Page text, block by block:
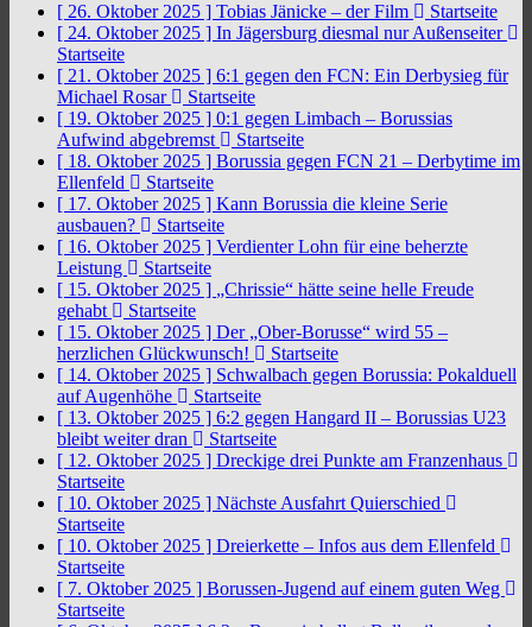
[ 26. Oktober 2025 ] Tobias Jänicke – der Film
Startseite
[ 24. Oktober 2025 ] In Jägersburg diesmal nur Außenseiter
Startseite
[ 21. Oktober 2025 ] 6:1 gegen den FCN: Ein Derbysieg für
Michael Rosar
Startseite
[ 19. Oktober 2025 ] 0:1 gegen Limbach – Borussias
Aufwind abgebremst
Startseite
[ 18. Oktober 2025 ] Borussia gegen FCN 21 – Derbytime im
Ellenfeld
Startseite
[ 17. Oktober 2025 ] Kann Borussia die kleine Serie
ausbauen?
Startseite
[ 16. Oktober 2025 ] Verdienter Lohn für eine beherzte
Leistung
Startseite
[ 15. Oktober 2025 ] „Chrissie“ hätte seine helle Freude
gehabt
Startseite
[ 15. Oktober 2025 ] Der „Ober-Borusse“ wird 55 –
herzlichen Glückwunsch!
Startseite
[ 14. Oktober 2025 ] Schwalbach gegen Borussia: Pokalduell
auf Augenhöhe
Startseite
[ 13. Oktober 2025 ] 6:2 gegen Hangard II – Borussias U23
bleibt weiter dran
Startseite
[ 12. Oktober 2025 ] Dreckige drei Punkte am Franzenhaus
Startseite
[ 10. Oktober 2025 ] Nächste Ausfahrt Quierschied
Startseite
[ 10. Oktober 2025 ] Dreierkette – Infos aus dem Ellenfeld
Startseite
[ 7. Oktober 2025 ] Borussen-Jugend auf einem guten Weg
Startseite